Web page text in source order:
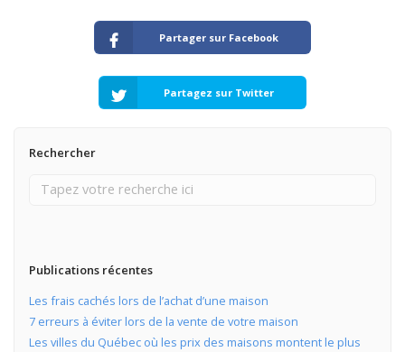
Partager sur Facebook
Partagez sur Twitter
Rechercher
Publications récentes
Les frais cachés lors de l’achat d’une maison
7 erreurs à éviter lors de la vente de votre maison
Les villes du Québec où les prix des maisons montent le plus